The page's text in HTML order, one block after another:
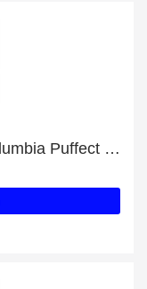
Erhalten Sie 40% Rabatt für Columbia Puffect Hooded Jacket Herren Winterjacke grün schwarz